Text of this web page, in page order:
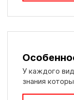
У каждого
знания